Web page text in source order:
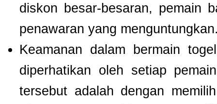
diskon besar-besaran, pemain
penawaran yang
Keamanan dalam bermain
diperhatikan oleh setiap
tersebut adalah dengan